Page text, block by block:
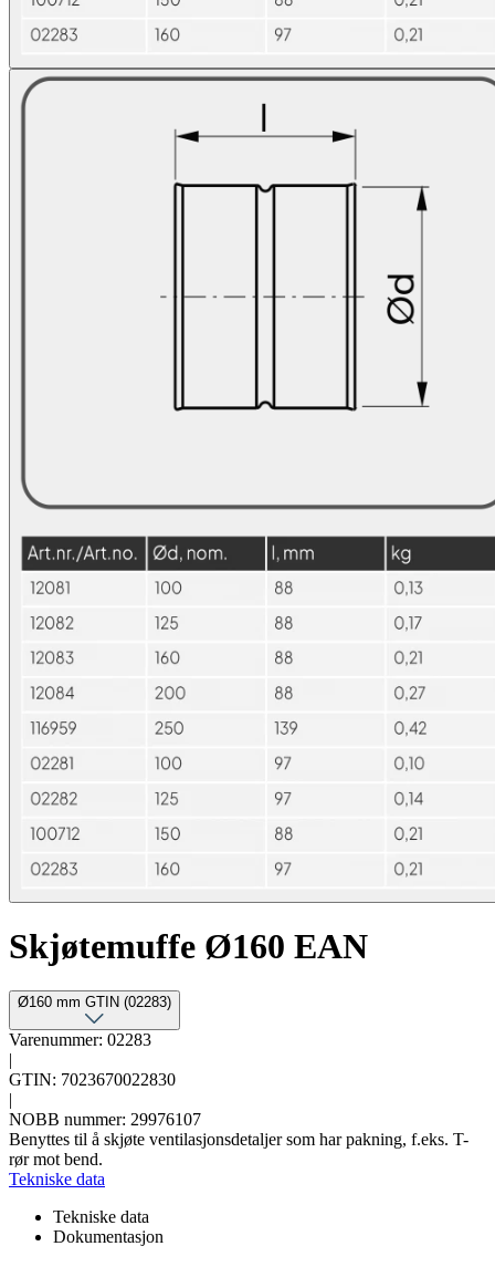
Skjøtemuffe Ø160 EAN
Ø160 mm GTIN (02283)
Varenummer: 02283
|
GTIN: 7023670022830
|
NOBB nummer: 29976107
Benyttes til å skjøte ventilasjonsdetaljer som har pakning, f.eks. T-
rør mot bend.
Tekniske data
Tekniske data
Dokumentasjon